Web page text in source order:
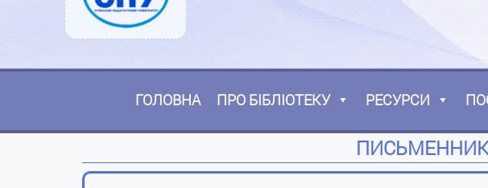
ГОЛОВНА ПРО БІБЛІОТЕКУ РЕСУРСИ
ПИСЬМЕННИК